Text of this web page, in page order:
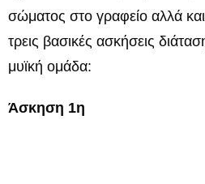
σώματος στο γραφείο αλλά
τρεις βασικές ασκήσεις
μυϊκή ομάδα:
Άσκηση 1η